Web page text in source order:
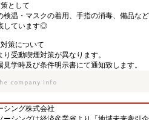
として
検温・マスクの着用、手指の消毒、備品な
しています◎
策について
り受動喫煙対策が異なります。
見学時及び条件明示書にて通知致します。
シング株式会社